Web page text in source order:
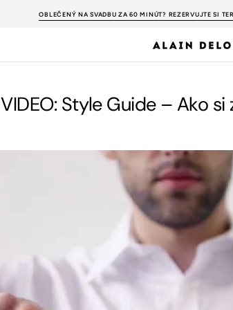
OBLEČENÝ NA SVADBU ZA 60 MINÚT? REZERVUJTE SI
VIDEO: Style Guide – Ako